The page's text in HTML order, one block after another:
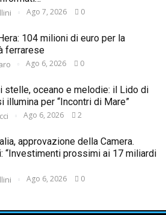
Ago 7, 2026 0
104 milioni di euro per la
ferrarese
Ago 6, 2026 0
stelle, oceano e melodie: il Lido di
illumina per “Incontri di Mare”
Ago 6, 2026 2
approvazione della Camera.
“Investimenti prossimi ai 17 miliardi
Ago 6, 2026 0